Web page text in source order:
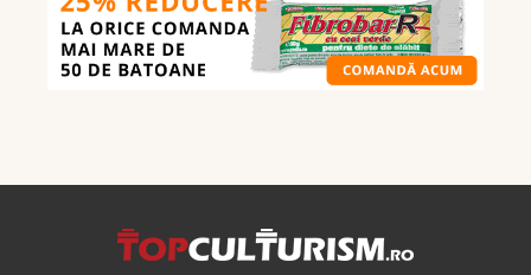
mănânci
pentru
masă
musculară